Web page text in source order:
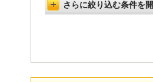
詳細設定を開く
さらに絞り込む条件を開